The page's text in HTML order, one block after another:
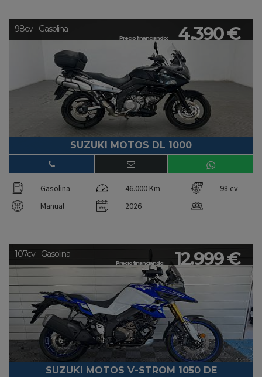
Precio financiando: 4.390 €
98cv - Gasolina
SUZUKI MOTOS DL 1000
Gasolina 46.000 Km
98 cv
Manual
2026
Precio financiando: 12.999 €
107cv - Gasolina
SUZUKI MOTOS V-STROM 1050 DE